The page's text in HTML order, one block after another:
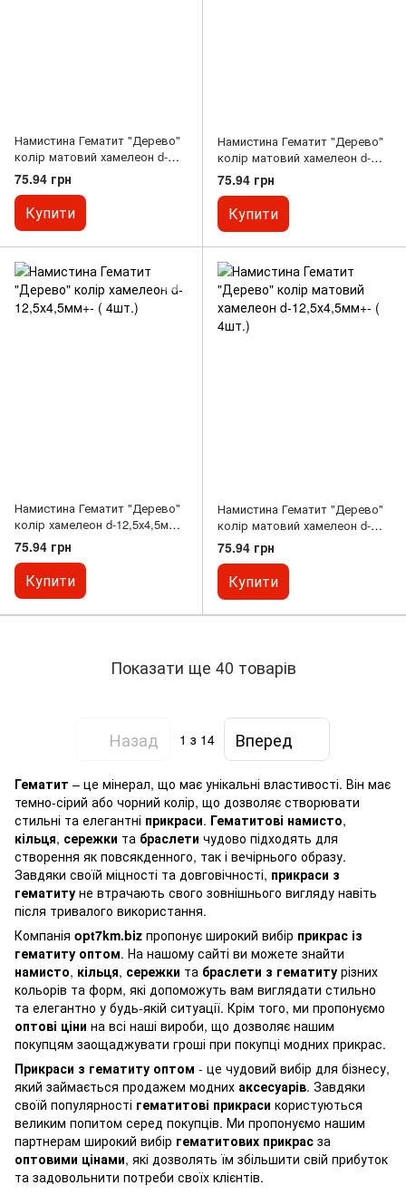
Намистина Гематит "Дерево"
колір матовий хамелеон d-
12,5х4,5мм+- ( 4шт.)
75.94 грн
Купити
Намистина Гематит "Дерево"
колір матовий хамелеон d-
12,5х4,5мм+- ( 4шт.)
75.94 грн
Купити
Намистина Гематит "Дерево"
колір хамелеон d-12,5х4,5мм+-
( 4шт.)
75.94 грн
Купити
Намистина Гематит "Дерево"
колір матовий хамелеон d-
12,5х4,5мм+- ( 4шт.)
75.94 грн
Купити
Показати ще 40 товарів
Назад 1 з 14 Вперед
Гематит – це мінерал, що має унікальні властивості. Він має
темно-сірий або чорний колір, що дозволяє створювати
стильні та елегантні прикраси. Гематитові намисто,
кільця, сережки та браслети чудово підходять для
створення як повсякденного, так і вечірнього образу.
Завдяки своїй міцності та довговічності, прикраси з
гематиту не втрачають свого зовнішнього вигляду навіть
після тривалого використання.
Компанія opt7km.biz пропонує широкий вибір прикрас із
гематиту оптом. На нашому сайті ви можете знайти
намисто, кільця, сережки та браслети з гематиту різних
кольорів та форм, які допоможуть вам виглядати стильно
та елегантно у будь-якій ситуації. Крім того, ми пропонуємо
оптові ціни на всі наші вироби, що дозволяє нашим
покупцям заощаджувати гроші при покупці модних прикрас.
Прикраси з гематиту оптом - це чудовий вибір для бізнесу,
який займається продажем модних аксесуарів. Завдяки
своїй популярності гематитові прикраси користуються
великим попитом серед покупців. Ми пропонуємо нашим
партнерам широкий вибір гематитових прикрас за
оптовими цінами, які дозволять їм збільшити свій прибуток
та задовольнити потреби своїх клієнтів.